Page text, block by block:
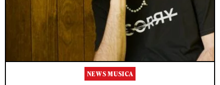
NEWS MUSICA